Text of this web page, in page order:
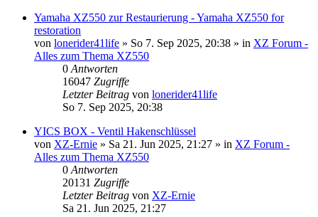
Yamaha XZ550 zur Restaurierung - Yamaha XZ550 for
restoration
von lonerider41life » So 7. Sep 2025, 20:38 » in XZ Forum -
Alles zum Thema XZ550
0 Antworten
16047 Zugriffe
Letzter Beitrag von lonerider41life
So 7. Sep 2025, 20:38
YICS BOX - Ventil Hakenschlüssel
von XZ-Ernie » Sa 21. Jun 2025, 21:27 » in XZ Forum -
Alles zum Thema XZ550
0 Antworten
20131 Zugriffe
Letzter Beitrag von XZ-Ernie
Sa 21. Jun 2025, 21:27